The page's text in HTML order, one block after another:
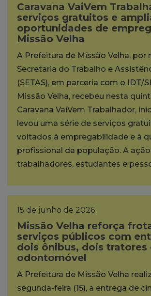
Caravana VaiVem
serviços gratuitos e
oportunidades de
Missão Velha
A Prefeitura de Missão Velha, por
Secretaria do Trabalho e
(SETAS), em parceria com o IDT/
Missão Velha, recebeu nesta
Caravana VaiVem Trabalhador,
levou uma série de serviços
voltados à empregabilidade e à
profissional da população. A
trabalhadores, estudantes e
15 de junho de 2026
Missão Velha reforça
serviços públicos com
dois ônibus, dois tratores
odontomóvel
A Prefeitura de Missão Velha
segunda-feira (15), a entrega de